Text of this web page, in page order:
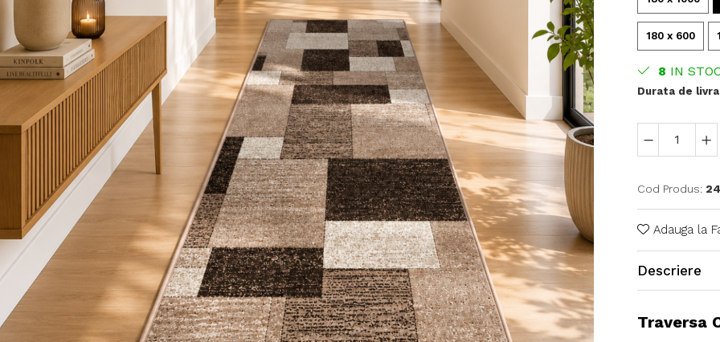
180 x 600
8 IN
Durata de
Cod Produs:
Adauga la
Descriere
Traversa